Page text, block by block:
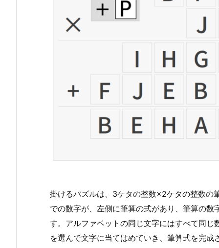
掛けるパズルは、3ケタの整数×2ケタの整数の
での数字が、左側に筆算の式があり、筆算の
す。アルファベットの同じ文字にはすべて同
を選んで文字に当てはめていき、筆算式を完成